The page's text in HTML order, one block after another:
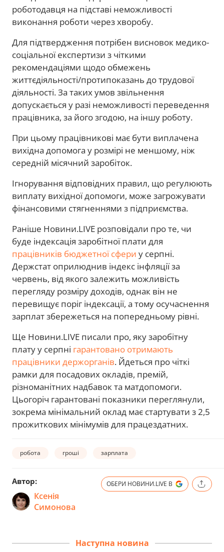
роботодавця на підставі неможливості
виконання роботи через хворобу.
Для підтвердження потрібен висновок медико-
соціальної експертизи з чіткими
рекомендаціями щодо обмежень
життєдіяльності/протипоказань до трудової
діяльності. За таких умов звільнення
допускається у разі неможливості переведення
працівника, за його згодою, на іншу роботу.
При цьому працівникові має бути виплачена
вихідна допомога у розмірі не меншому, ніж
середній місячний заробіток.
Ігнорування відповідних правил, що регулюють
виплату вихідної допомоги, може загрожувати
фінансовими стягненнями з підприємства.
Раніше Новини.LIVE розповідали про те, чи
буде індексація заробітної плати для
працівників бюджетної сфери у серпні.
Держстат оприлюднив індекс інфляції за
червень, від якого залежить можливість
перегляду розміру доходів, однак він не
перевищує поріг індексації, а тому осучаснення
зарплат збережеться на попередньому рівні.
Ще Новини.LIVE писали про, яку заробітну
плату у серпні гарантовано отримають
працівники держорганів. Йдеться про чіткі
рамки для посадових окладів, премій,
різноманітних надбавок та матдопомоги.
Цьогоріч гарантовані показники переглянули,
зокрема мінімальний оклад має стартувати з 2,5
прожиткових мінімумів для працездатних.
робота гроші зарплата
Автор:
Ксенія
Симонова
ОБЕРИ НОВИНИ.LIVE В
Наступна новина